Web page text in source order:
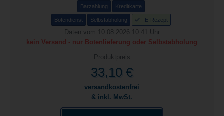
Barzahlung Kreditkarte
Botendienst Selbstabholung E-Rezept
Daten vom 10.08.2026 10:41 Uhr
kein Versand - nur Botenlieferung oder Selbstabholung
Produktpreis
33,10 €
versandkostenfrei
& inkl. MwSt.